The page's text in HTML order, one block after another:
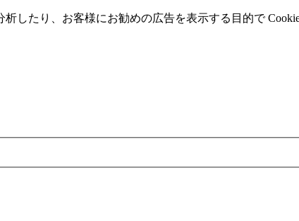
したり、お客様にお勧めの広告を表⽰する⽬的で